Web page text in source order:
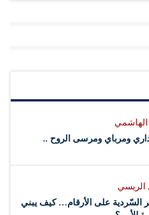
شاشة سكاي نيوز عربية وعبر
ويتم طرح كل موضوع حلقة
التواصل الاجتماعي بعنوان
الهاشمي
داري ومرباي ومرسى الروح ..
الريسي
السّردية على الأرقام… كيف يبني